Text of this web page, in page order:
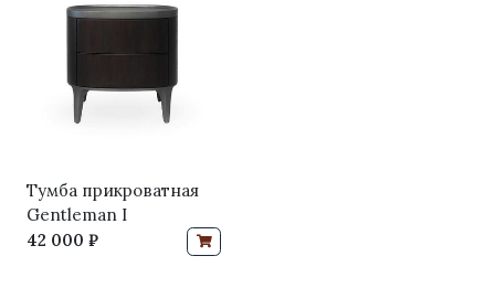
Тумба прикроватная
Gentleman I
42 000 ₽